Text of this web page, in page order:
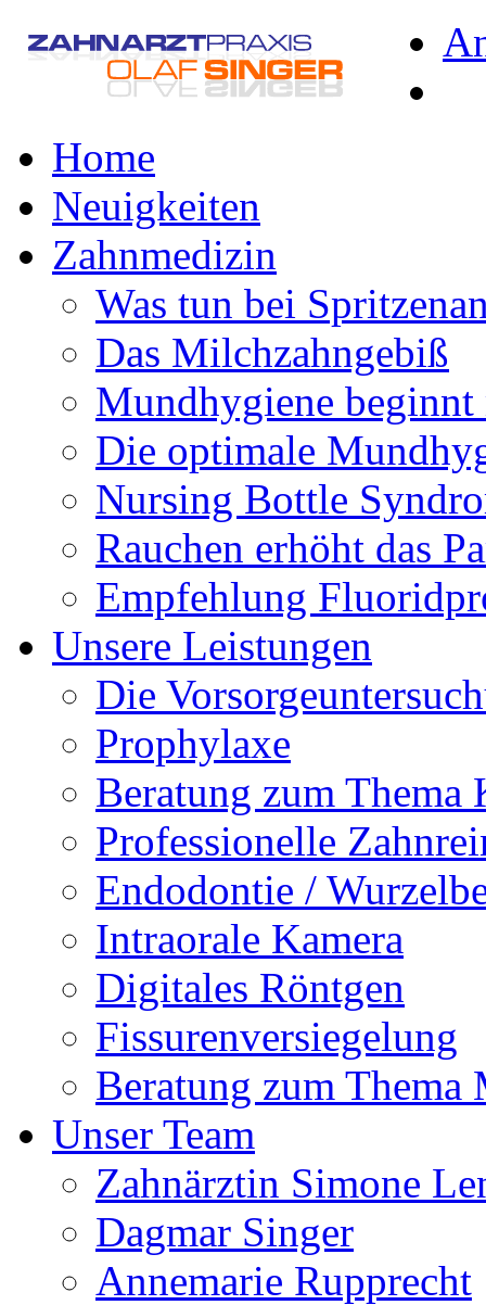
Home
Neuigkeiten
Zahnmedizin
Was tun bei
Das Milchzahngebiß
Mundhygiene beginnt
Die optimale
Nursing Bottle
Rauchen erhöht das
Empfehlung
Unsere Leistungen
Die
Prophylaxe
Beratung zum Thema
Professionelle
Endodontie /
Intraorale Kamera
Digitales Röntgen
Fissurenversiegelung
Beratung zum Thema
Unser Team
Zahnärztin Simone
Dagmar Singer
Annemarie Rupprecht